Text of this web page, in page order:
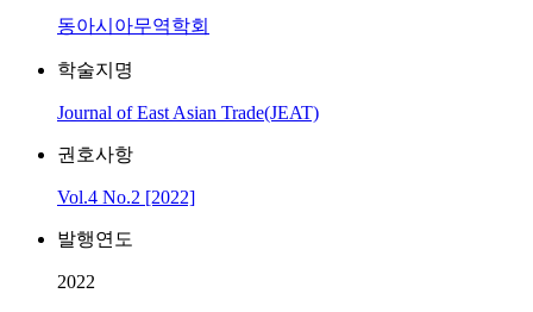
동아시아무역학회
학술지명
Journal of East Asian Trade(JEAT)
권호사항
Vol.4 No.2 [2022]
발행연도
2022